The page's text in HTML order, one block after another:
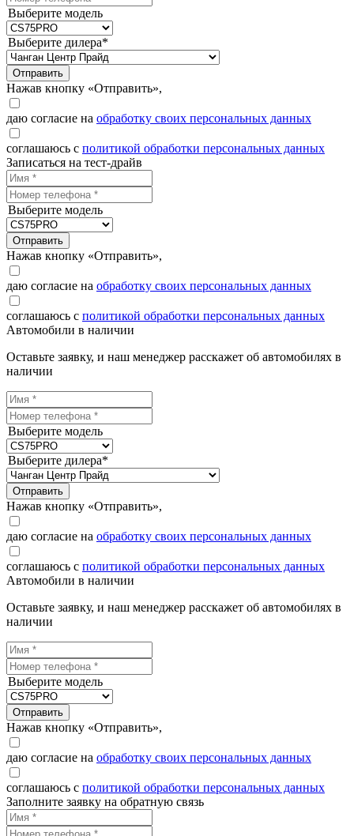
Выберите модель
Выберите дилера*
Отправить
Нажав кнопку «Отправить»,
даю согласие на обработку своих персональных данных
соглашаюсь с политикой обработки персональных данных
Записаться на тест-драйв
Выберите модель
Отправить
Нажав кнопку «Отправить»,
даю согласие на обработку своих персональных данных
соглашаюсь с политикой обработки персональных данных
Автомобили в наличии
Оставьте заявку, и наш менеджер расскажет об автомобилях в
наличии
Выберите модель
Выберите дилера*
Отправить
Нажав кнопку «Отправить»,
даю согласие на обработку своих персональных данных
соглашаюсь с политикой обработки персональных данных
Автомобили в наличии
Оставьте заявку, и наш менеджер расскажет об автомобилях в
наличии
Выберите модель
Отправить
Нажав кнопку «Отправить»,
даю согласие на обработку своих персональных данных
соглашаюсь с политикой обработки персональных данных
Заполните заявку на обратную связь